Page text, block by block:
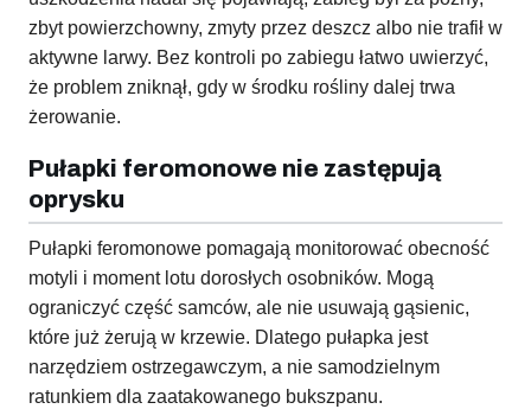
zbyt powierzchowny, zmyty przez deszcz albo nie trafił w
aktywne larwy. Bez kontroli po zabiegu łatwo uwierzyć,
że problem zniknął, gdy w środku rośliny dalej trwa
żerowanie.
Pułapki feromonowe nie zastępują
oprysku
Pułapki feromonowe pomagają monitorować obecność
motyli i moment lotu dorosłych osobników. Mogą
ograniczyć część samców, ale nie usuwają gąsienic,
które już żerują w krzewie. Dlatego pułapka jest
narzędziem ostrzegawczym, a nie samodzielnym
ratunkiem dla zaatakowanego bukszpanu.